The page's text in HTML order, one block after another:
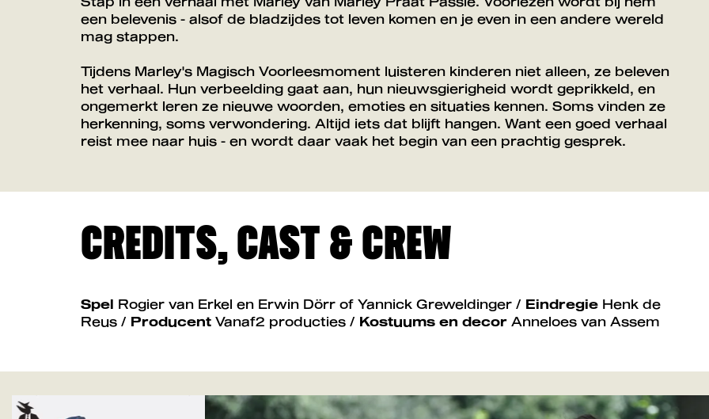
een belevenis - alsof de bladzijdes tot leven komen en je even in een andere wereld
mag stappen.
Tijdens Marley's Magisch Voorleesmoment luisteren kinderen niet alleen, ze beleven
het verhaal. Hun verbeelding gaat aan, hun nieuwsgierigheid wordt geprikkeld, en
ongemerkt leren ze nieuwe woorden, emoties en situaties kennen. Soms vinden ze
herkenning, soms verwondering. Altijd iets dat blijft hangen. Want een goed verhaal
reist mee naar huis - en wordt daar vaak het begin van een prachtig gesprek.
CREDITS, CAST & CREW
Spel Rogier van Erkel en Erwin Dörr of Yannick Greweldinger / Eindregie Henk de
Reus / Producent Vanaf2 producties / Kostuums en decor Anneloes van Assem
Overslaan
Inzoomen